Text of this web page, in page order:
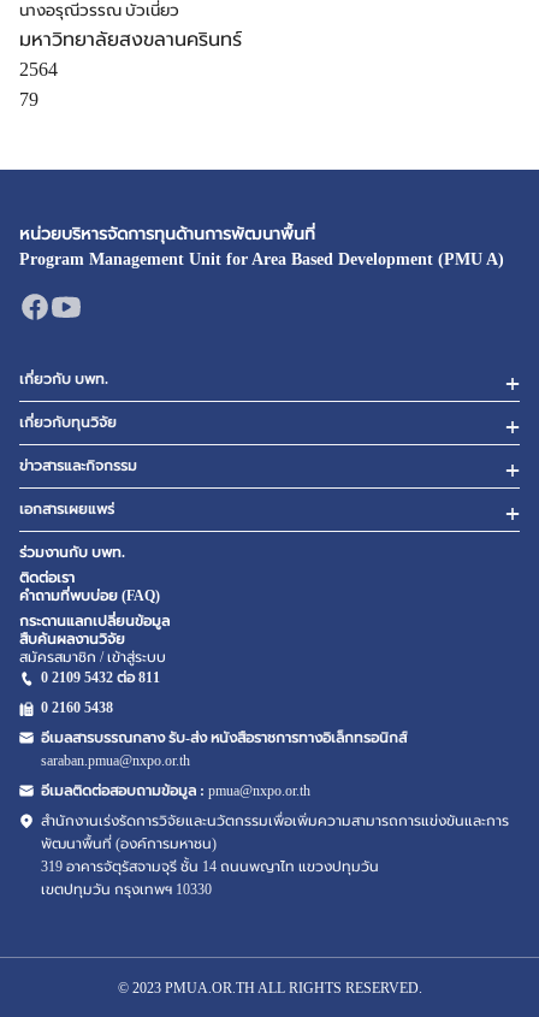
นางอรุณีวรรณ บัวเนี่ยว
มหาวิทยาลัยสงขลานครินทร์
2564
79
หน่วยบริหารจัดการทุนด้านการพัฒนาพื้นที่
Program Management Unit for Area Based Development (PMU A)
เกี่ยวกับ บพท.
เกี่ยวกับทุนวิจัย
ข่าวสารและกิจกรรม
เอกสารเผยแพร่
ร่วมงานกับ บพท.
ติดต่อเรา
คำถามที่พบบ่อย (FAQ)
กระดานแลกเปลี่ยนข้อมูล
สืบค้นผลงานวิจัย
สมัครสมาชิก / เข้าสู่ระบบ
0 2109 5432 ต่อ 811
0 2160 5438
อีเมลสารบรรณกลาง รับ-ส่ง หนังสือราชการทางอิเล็กทรอนิกส์
saraban.pmua@nxpo.or.th
อีเมลติดต่อสอบถามข้อมูล : pmua@nxpo.or.th
สำนักงานเร่งรัดการวิจัยและนวัตกรรมเพื่อเพิ่มความสามารถการแข่งขันและการ
พัฒนาพื้นที่ (องค์การมหาชน)
319 อาคารจัตุรัสจามจุรี ชั้น 14 ถนนพญาไท แขวงปทุมวัน
เขตปทุมวัน กรุงเทพฯ 10330
© 2023 PMUA.OR.TH ALL RIGHTS RESERVED.